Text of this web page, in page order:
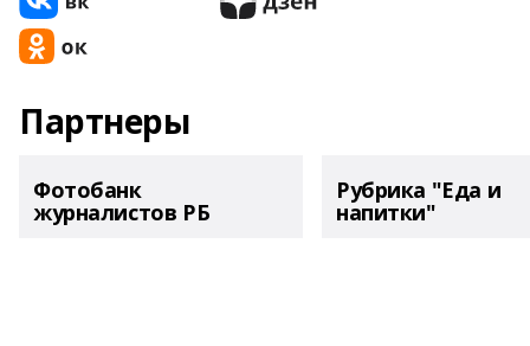
Партнеры
Фотобанк
журналистов РБ
Рубрика "Еда и
напитки"